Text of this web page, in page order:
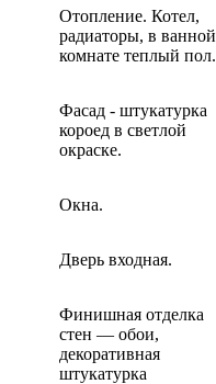
Отопление. Котел,
радиаторы, в ванной
комнате теплый пол.
Фасад - штукатурка
короед в светлой
окраске.
Окна.
Дверь входная.
Финишная отделка
стен — обои,
декоративная
штукатурка